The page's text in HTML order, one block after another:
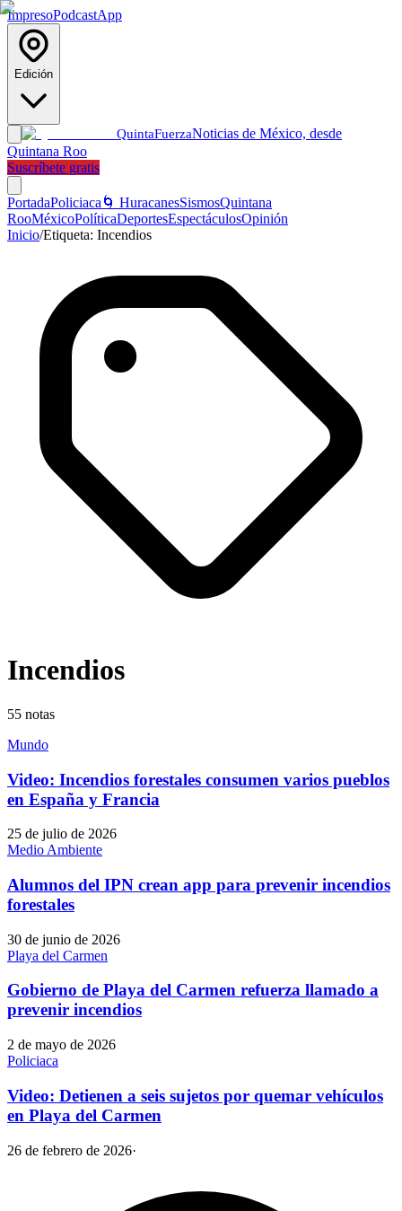
ImpresoPodcastApp
Edición
QuintaFuerzaNoticias de México, desde
Quintana Roo
Suscríbete gratis
PortadaPoliciaca 🌀 HuracanesSismosQuintana
RooMéxicoPolíticaDeportesEspectáculosOpinión
Inicio/Etiqueta: Incendios
Incendios
55 notas
Mundo
Video: Incendios forestales consumen varios pueblos
en España y Francia
25 de julio de 2026
Medio Ambiente
Alumnos del IPN crean app para prevenir incendios
forestales
30 de junio de 2026
Playa del Carmen
Gobierno de Playa del Carmen refuerza llamado a
prevenir incendios
2 de mayo de 2026
Policiaca
Video: Detienen a seis sujetos por quemar vehículos
en Playa del Carmen
26 de febrero de 2026·